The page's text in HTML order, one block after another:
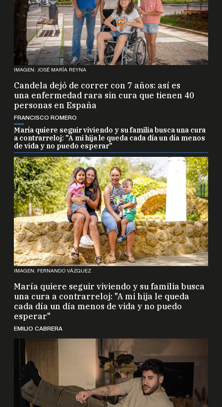
IMAGEN: JOSÉ MARÍA REYNA
Candela dejó de correr con 7 años: así es
una enfermedad rara sin cura que tienen 40
personas en España
FRANCISCO ROMERO
María quiere seguir viviendo y su familia busca una cura
a contrarreloj: "A mi hija le queda cada día un día menos
de vida y no puedo esperar"
IMAGEN: FERNANDO VÁZQUEZ
María quiere seguir viviendo y su familia busca
una cura a contrarreloj: "A mi hija le queda
cada día un día menos de vida y no puedo
esperar"
EMILIO CABRERA